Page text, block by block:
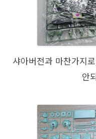
샤아버전과 마찬가지
안